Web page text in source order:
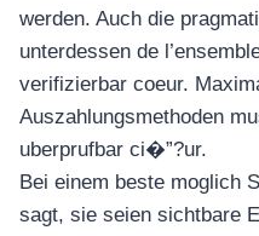
werden. Auch die
unterdessen de
verifizierbar coeur.
Auszahlungsmethoden
uberprufbar ci�”?ur.
Bei einem beste moglich
sagt, sie seien sichtbare